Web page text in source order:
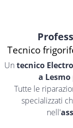
Tecnico
Un tecnico
a Lesmo
Tutte le
specializzati
nell'